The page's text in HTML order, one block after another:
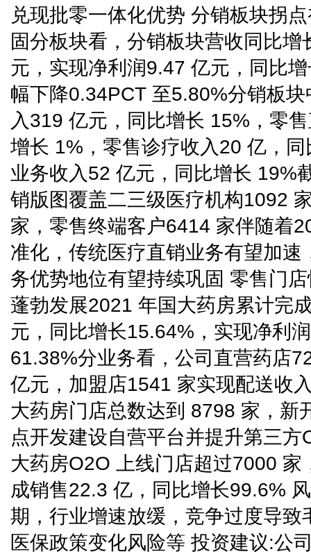
兑现批零一体化优势 分销板块拐
固分板块看，分销板块营收同比
元，实现净利润9.47 亿元，同比
幅下降0.34PCT 至5.80%分销板
入319 亿元，同比增长 15%，零
增长 1%，零售诊疗收入20 亿，
业务收入52 亿元，同比增长 19%
销版图覆盖二三级医疗机构1092
家，零售终端客户6414 家伴随着
准化，传统医疗直销业务有望加速
务优势地位有望持续巩固 零售门
蓬勃发展2021 年国大药房累计完
元，同比增长15.64%，实现净利
61.38%分业务看，公司直营药店
亿元，加盟店1541 家实现配送收
大药房门店总数达到 8798 家，新
点开发建设自营平台并提升第三
大药房O2O 上线门店超过7000 家
成销售22.3 亿，同比增长99.6%
期，行业增速放缓，竞争过度导致
医保政策变化风险等 投资建议:公